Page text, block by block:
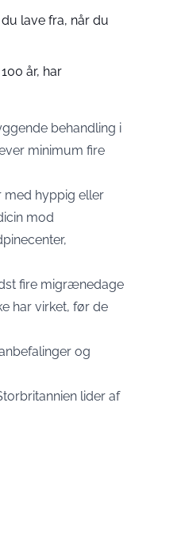
lave fra, når du
år, har
behandling i
minimum fire
med hyppig eller
mod
fire migrænedage
har virket, før de
og
lider af